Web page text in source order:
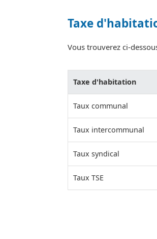
Taxe
Vous trouverez ci-
Taxe d'habitation
Taux communal
Taux intercommunal
Taux syndical
Taux TSE